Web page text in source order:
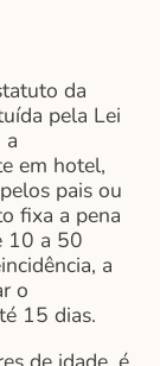
da
pela Lei
em hotel,
pais ou
fixa a pena
10 a 50
a
o
15 dias.